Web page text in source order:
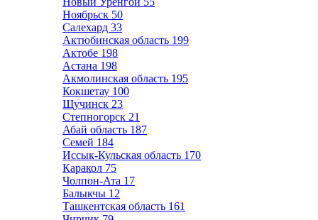
Ноябрьск 50
Салехард 33
Актюбинская область 199
Актобе 198
Астана 198
Акмолинская область 195
Кокшетау 100
Щучинск 23
Степногорск 21
Абай область 187
Семей 184
Иссык-Кульская область 170
Каракол 75
Чолпон-Ата 17
Балыкчы 12
Ташкентская область 161